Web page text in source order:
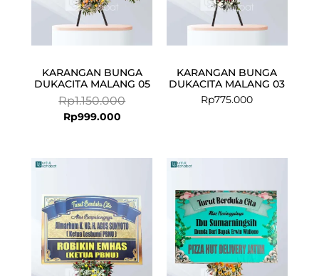
KARANGAN BUNGA
DUKACITA MALANG 05
Rp1.150.000
Rp999.000
KARANGAN BUNGA
DUKACITA MALANG 03
Rp775.000
Rp599.000.
Rp575.000.
was:
Rp599.000.
is:
Rp575.000.